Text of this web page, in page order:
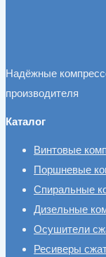
Надёжные
производителя
Каталог
Винтовые
Поршневые
Спиральные
Дизельные
Осушители
Ресиверы